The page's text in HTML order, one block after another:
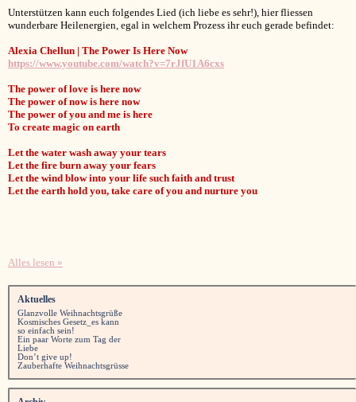
Unterstützen kann euch folgendes Lied (ich liebe es sehr!), hier fliessen
wunderbare Heilenergien, egal in welchem Prozess ihr euch gerade befindet:
Alexia Chellun | The Power Is Here Now
https://www.youtube.com/watch?v=7rJfU1A6cxs
The power of love is here now
The power of now is here now
The power of you and me is here
To create magic on earth
Let the water wash away your tears
Let the fire burn away your fears
Let the wind blow into your life such faith and trust
Let the earth hold you, take care of you and nurture you
Alles lesen »
Aktuelles
Glanzvolle Weihnachtsgrüße
Kosmisches Gesetz_es kann
so einfach sein!
Ein paar Worte zum Tag der
Liebe
Don’t give up!
Zauberhafte Weihnachtsgrüsse